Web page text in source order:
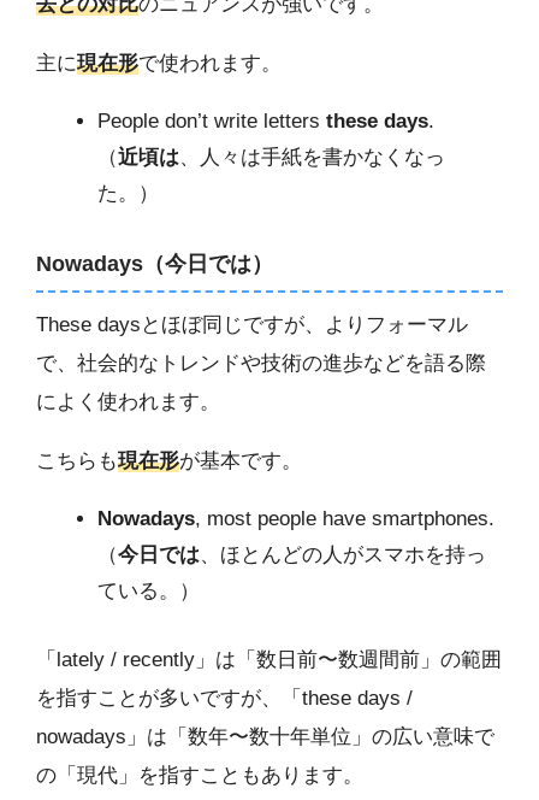
去との対比のニュアンスが強いです。
主に現在形で使われます。
People don’t write letters these days.
（近頃は、人々は手紙を書かなくなっ
た。）
Nowadays（今日では）
These daysとほぼ同じですが、よりフォーマル
で、社会的なトレンドや技術の進歩などを語る際
によく使われます。
こちらも現在形が基本です。
Nowadays, most people have smartphones.
（今日では、ほとんどの人がスマホを持っ
ている。）
「lately / recently」は「数日前〜数週間前」の範囲
を指すことが多いですが、「these days /
nowadays」は「数年〜数十年単位」の広い意味で
の「現代」を指すこともあります。